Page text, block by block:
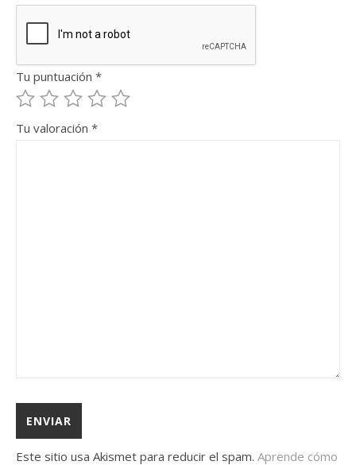
Tu puntuación *
Tu valoración *
Este sitio usa Akismet para reducir el spam. Aprende cómo